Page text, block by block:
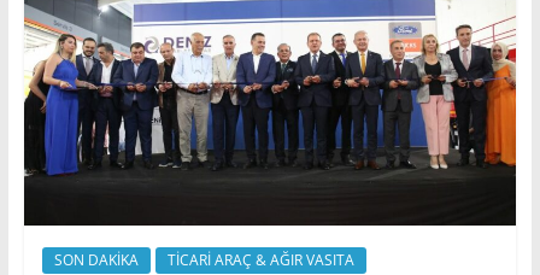
SON DAKİKA TİCARİ ARAÇ & AĞIR VASITA